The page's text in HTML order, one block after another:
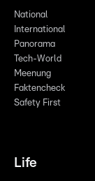
National
International
Panorama
Tech-World
Meenung
Faktencheck
Safety First
Life